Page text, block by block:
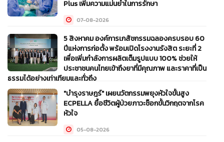
Plus เพิ่มความแม่นยำในการรักษา
07-08-2026
5 สิงหาคม องค์การเภสัชกรรมฉลองครบรอบ 60
ปีแห่งการก่อตั้ง พร้อมเปิดโรงงานรังสิต ระยะที่ 2
เพื่อเพิ่มกำลังการผลิตเต็มรูปแบบ 100% ช่วยให้
ประชาชนคนไทยเข้าถึงยาที่มีคุณภาพ และราคาที่เป็น
ธรรมได้อย่างเท่าเทียมและทั่วถึง
05-08-2026
"บำรุงราษฎร์" เผยนวัตกรรมพยุงหัวใจขั้นสูง
ECPELLA ยื้อชีวิตผู้ป่วยภาวะช็อกขั้นวิกฤตจากโรค
หัวใจ
05-08-2026